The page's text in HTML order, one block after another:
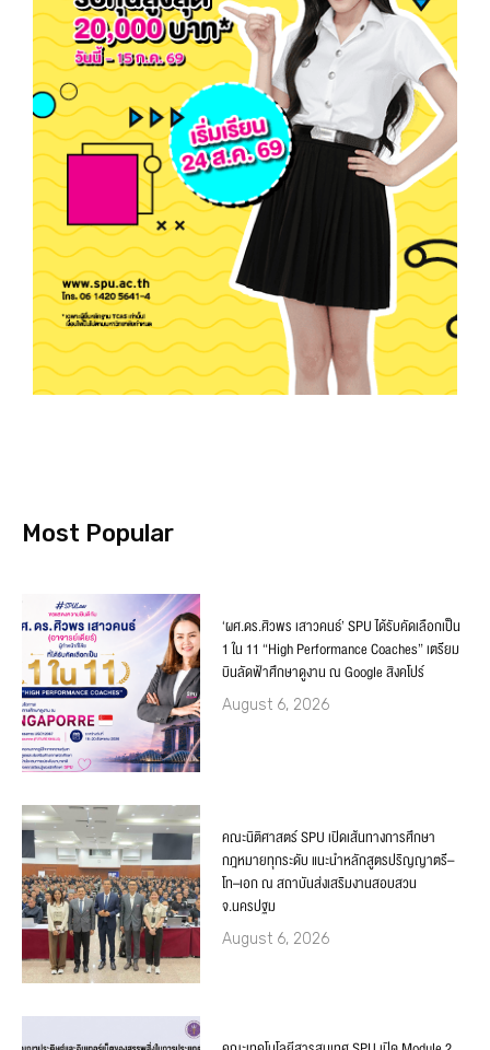
Most Popular
‘ผศ.ดร.ศิวพร เสาวคนธ์’ SPU ได้รับคัดเลือกเป็น
1 ใน 11 “High Performance Coaches” เตรียม
บินลัดฟ้าศึกษาดูงาน ณ Google สิงคโปร์
August 6, 2026
คณะนิติศาสตร์ SPU เปิดเส้นทางการศึกษา
กฎหมายทุกระดับ แนะนำหลักสูตรปริญญาตรี–
โท–เอก ณ สถาบันส่งเสริมงานสอบสวน
จ.นครปฐม
August 6, 2026